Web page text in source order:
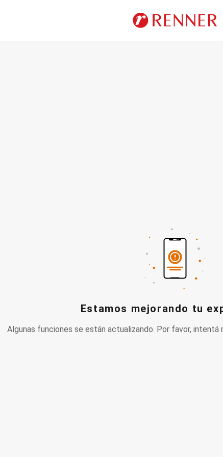
Estamos mejorando tu
Algunas funciones se están actualizando. Por favor, intentá